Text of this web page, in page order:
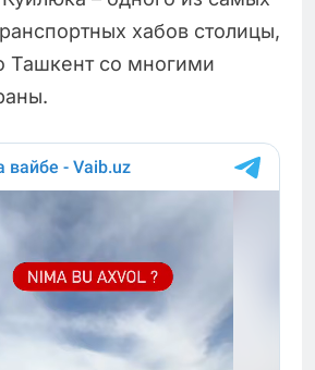
хабов столицы,
Ташкент со многими